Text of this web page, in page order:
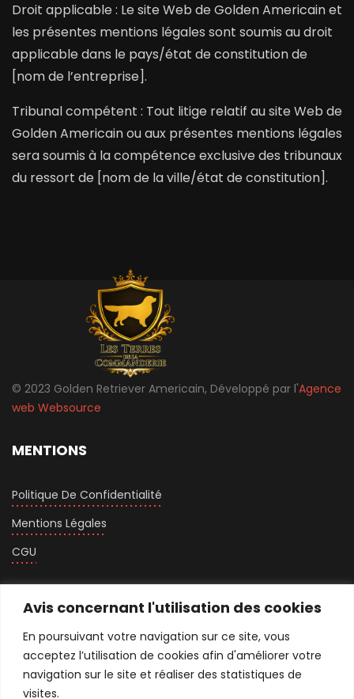
Avis concernant l'utilisation des cookies
En poursuivant votre navigation sur ce site, vous
acceptez l’utilisation de cookies afin d'améliorer votre
navigation sur le site et réaliser des statistiques de
visites.
Droit applicable : Le site Web de Golden Americain et
les présentes mentions légales sont soumis au droit
applicable dans le pays/état de constitution de
[nom de l’entreprise].
Tribunal compétent : Tout litige relatif au site Web de
Golden Americain ou aux présentes mentions légales
sera soumis à la compétence exclusive des tribunaux
du ressort de [nom de la ville/état de constitution].
© 2023 Golden Retriever Americain, Développé par l'Agence
web Websource
MENTIONS
Politique De Confidentialité
Mentions Légales
CGU
CONTACTEZ-MOI
(+33) 06 62 30 10 14